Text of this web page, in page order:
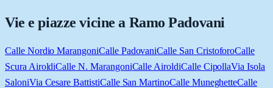
Vie e piazze vicine a Ramo Padovani
Calle Nordio MarangoniCalle PadovaniCalle San CristoforoCalle
Scura AiroldiCalle N. MarangoniCalle AiroldiCalle CipollaVia Isola
SaloniVia Cesare BattistiCalle San MartinoCalle MuneghetteCalle